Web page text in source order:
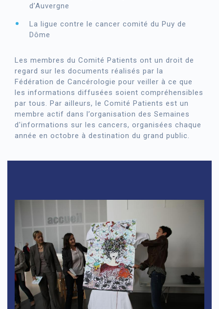
d’Auvergne
La ligue contre le cancer comité du Puy de
Dôme
Les membres du Comité Patients ont un droit de
regard sur les documents réalisés par la
Fédération de Cancérologie pour veiller à ce que
les informations diffusées soient compréhensibles
par tous. Par ailleurs, le Comité Patients est un
membre actif dans l’organisation des Semaines
d'informations sur les cancers, organisées chaque
année en octobre à destination du grand public.